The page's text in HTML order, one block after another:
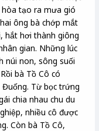
hòa tạo ra mưa gió
ông bà chớp mắt
hắt hơi thành giông
gian. Những lúc
núi non, sông suối
bà Tồ Cô có
Từ bọc trứng
chia nhau chu du
nhiều cô được
Còn bà Tồ Cô,